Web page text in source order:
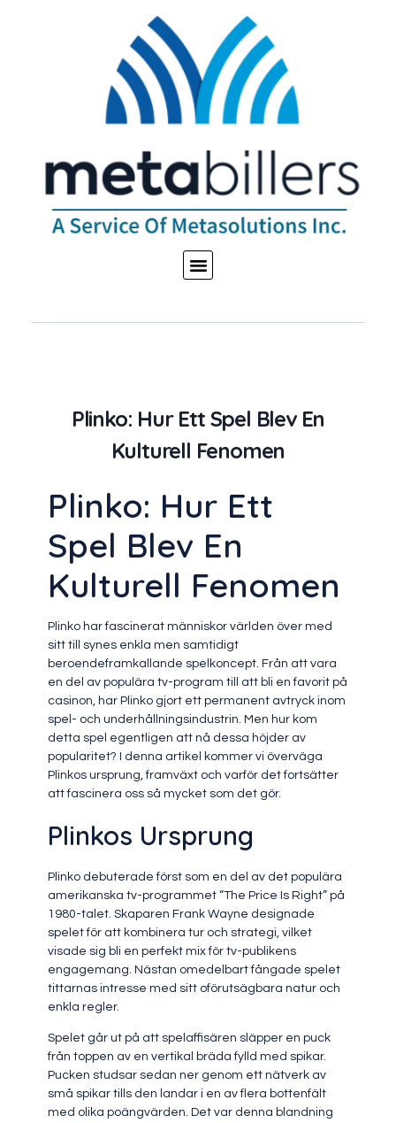
Plinko: Hur Ett Spel Blev En
Kulturell Fenomen
Plinko: Hur Ett
Spel Blev En
Kulturell Fenomen
Plinko har fascinerat människor världen över med
sitt till synes enkla men samtidigt
beroendeframkallande spelkoncept. Från att vara
en del av populära tv-program till att bli en favorit på
casinon, har Plinko gjort ett permanent avtryck inom
spel- och underhållningsindustrin. Men hur kom
detta spel egentligen att nå dessa höjder av
popularitet? I denna artikel kommer vi överväga
Plinkos ursprung, framväxt och varför det fortsätter
att fascinera oss så mycket som det gör.
Plinkos Ursprung
Plinko debuterade först som en del av det populära
amerikanska tv-programmet “The Price Is Right” på
1980-talet. Skaparen Frank Wayne designade
spelet för att kombinera tur och strategi, vilket
visade sig bli en perfekt mix för tv-publikens
engagemang. Nästan omedelbart fångade spelet
tittarnas intresse med sitt oförutsägbara natur och
enkla regler.
Spelet går ut på att spelaffisären släpper en puck
från toppen av en vertikal bräda fylld med spikar.
Pucken studsar sedan ner genom ett nätverk av
små spikar tills den landar i en av flera bottenfält
med olika poängvärden. Det var denna blandning